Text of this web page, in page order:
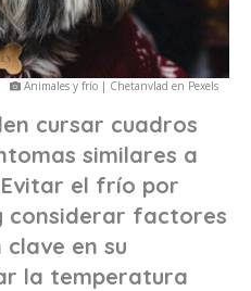
Animales y frío | Chetanvlad en Pexels
cursar cuadros
similares a
Evitar el frío por
considerar factores
en su
la temperatura